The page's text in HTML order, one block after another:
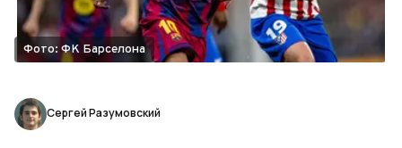
Фото: ФК Барселона
Сергей Разумовский